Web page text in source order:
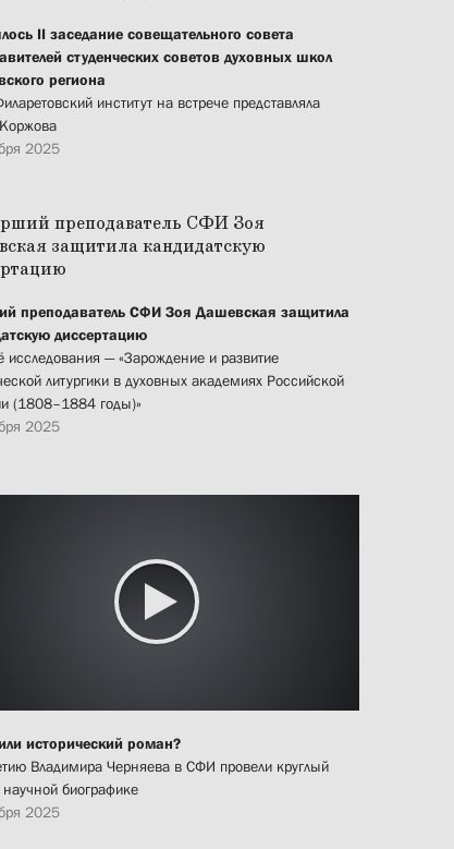
II заседание совещательного совета
студенческих советов духовных школ
региона
институт на встрече представляла
2025
преподаватель СФИ Зоя Дашевская защитила
диссертацию
исследования — «Зарождение и развитие
литургики в духовных академиях Российской
(1808–1884 годы)»
2025
исторический роман?
Владимира Черняева в СФИ провели круглый
научной биографике
2025